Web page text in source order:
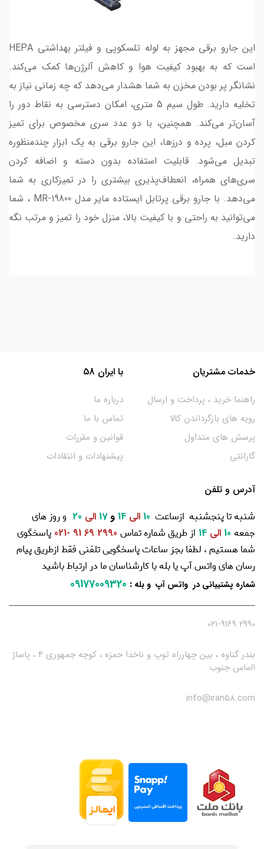
این جارو برقی مجهز به لوله تلسکوپی و فیلتر بهداشتی HEPA
است که به بهبود کیفیت هوا و کاهش آلرژن‌ها کمک می‌کند.
نشانگر پر بودن مخزن به شما هشدار می‌دهد که چه زمانی نیاز به
تخلیه دارید. طول سیم 5 متری، امکان دسترسی به نقاط دور را
آسان‌تر می‌کند. همچنین، با دو عدد سری مخصوص برای تمیز
کردن مبل، پرده و درزها، این جارو برقی به یک ابزار چندمنظوره
تبدیل می‌شود. قابلیت استفاده بدون دسته و اضافه کردن
سری‌های همراه، انعطاف‌پذیری بیشتری را در تمیزکاری به شما
می‌دهد. با جارو برقی پرتابل ایستاده ماير مدل MR-19800 ، شما
می‌توانید به راحتی و با کیفیت بالا، منزل خود را تمیز و مرتب نگه
دارید.
خدمات مشتریان
راهنما خرید ، پرداخت و ارسال
رویه های بازگرداندن کالا
پرسش های متداول
گارانتی
با ایران 58
درباره ما
تماس با ما
قوانین و مقررات
پیشنهادات و انتقادات
آدرس و تلفن
شنبه تا پنجشنبه ازساعت 10 الی و17 الی
و روز های
جمعه
الی از طریق شماره تماس 2990 69 91 -021
پاسخگوی
شما هستیم ، لطفا بجز ساعات پاسخگویی تلفنی فقط ازطریق پیام
رسان های واتس آپ یا بله با کارشناسان ما در ارتباط باشید
شماره پشتیبانی در واتس آپ و بله :
09177009320
2990 021-9169
بندر گناوه ، بین چهارراه توپ و ناخدا حمزه ، کوچه جمهوری 4 ، پاساژ
الماس جنوب
info@iran58.com